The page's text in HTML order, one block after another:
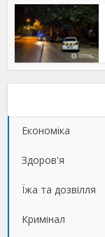
Економіка
Здоров'я
Їжа та дозвілля
Кримінал